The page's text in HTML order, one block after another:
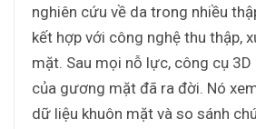
nghiên cứu về da trong nhiều
kết hợp với công nghệ thu thập,
mặt. Sau mọi nỗ lực, công cụ
của gương mặt đã ra đời. Nó
dữ liệu khuôn mặt và so sánh